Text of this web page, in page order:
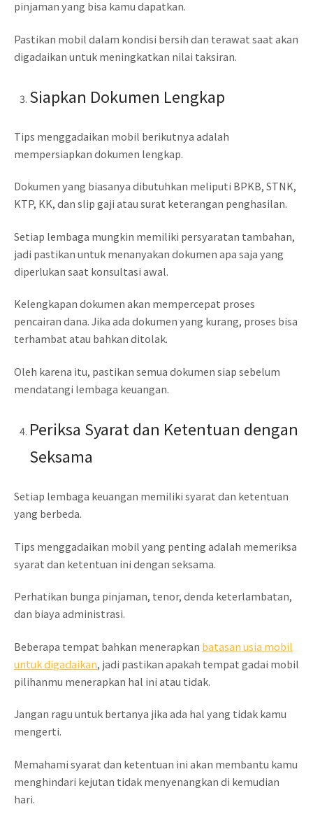
pinjaman yang bisa kamu dapatkan.
Pastikan mobil dalam kondisi bersih dan terawat saat akan
digadaikan untuk meningkatkan nilai taksiran.
Siapkan Dokumen Lengkap
Tips menggadaikan mobil berikutnya adalah
mempersiapkan dokumen lengkap.
Dokumen yang biasanya dibutuhkan meliputi BPKB, STNK,
KTP, KK, dan slip gaji atau surat keterangan penghasilan.
Setiap lembaga mungkin memiliki persyaratan tambahan,
jadi pastikan untuk menanyakan dokumen apa saja yang
diperlukan saat konsultasi awal.
Kelengkapan dokumen akan mempercepat proses
pencairan dana. Jika ada dokumen yang kurang, proses bisa
terhambat atau bahkan ditolak.
Oleh karena itu, pastikan semua dokumen siap sebelum
mendatangi lembaga keuangan.
Periksa Syarat dan Ketentuan dengan
Seksama
Setiap lembaga keuangan memiliki syarat dan ketentuan
yang berbeda.
Tips menggadaikan mobil yang penting adalah memeriksa
syarat dan ketentuan ini dengan seksama.
Perhatikan bunga pinjaman, tenor, denda keterlambatan,
dan biaya administrasi.
Beberapa tempat bahkan menerapkan batasan usia mobil
untuk digadaikan, jadi pastikan apakah tempat gadai mobil
pilihanmu menerapkan hal ini atau tidak.
Jangan ragu untuk bertanya jika ada hal yang tidak kamu
mengerti.
Memahami syarat dan ketentuan ini akan membantu kamu
menghindari kejutan tidak menyenangkan di kemudian
hari.